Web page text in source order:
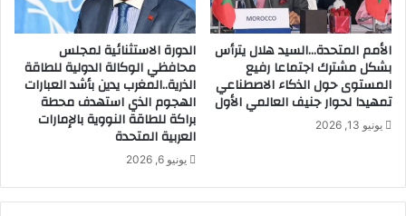
الأمم المتحدة…السيد هلال يترأس
بشكل مشترك اجتماعا رفيع
المستوى حول الذكاء الاصطناعي
تمهيدا لحوار جنيف العالمي الأول
يونيو 13, 2026
الدورة الاستثنائية لمجلس
محافظي الوكالة الدولية للطاقة
الذرية..المغرب يدين بأشد العبارات
الهجوم الذي استهدف محطة
براكة للطاقة النووية بالإمارات
العربية المتحدة
يونيو 6, 2026